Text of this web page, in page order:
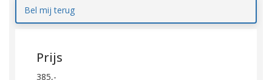
Bel mij terug
Prijs
385,-